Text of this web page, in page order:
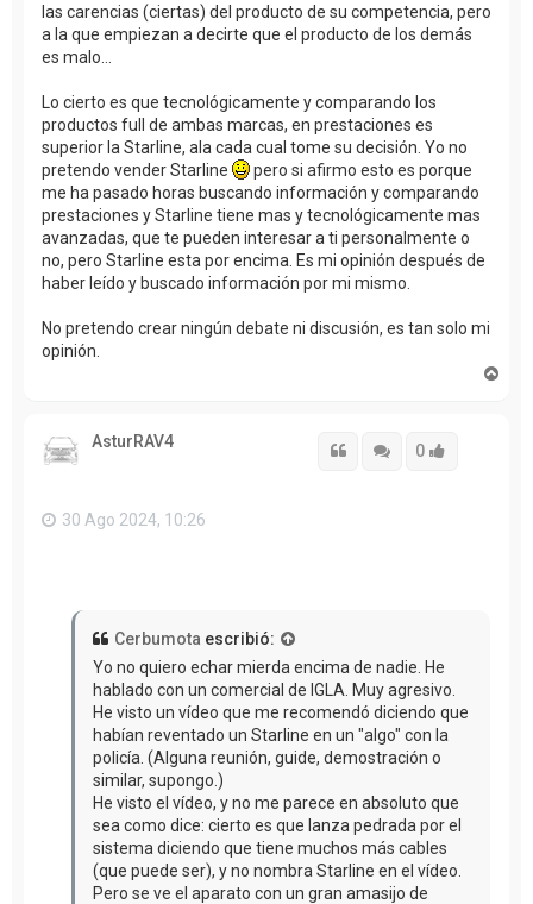
las carencias (ciertas) del producto de su competencia, pero
a la que empiezan a decirte que el producto de los demás
es malo...
Lo cierto es que tecnológicamente y comparando los
productos full de ambas marcas, en prestaciones es
superior la Starline, ala cada cual tome su decisión. Yo no
pretendo vender Starline
pero si afirmo esto es porque
me ha pasado horas buscando información y comparando
prestaciones y Starline tiene mas y tecnológicamente mas
avanzadas, que te pueden interesar a ti personalmente o
no, pero Starline esta por encima. Es mi opinión después de
haber leído y buscado información por mi mismo.
No pretendo crear ningún debate ni discusión, es tan solo mi
opinión.
AsturRAV4 Citar 0
Citar
30 Ago 2024, 10:26
Cerbumota escribió:
Yo no quiero echar mierda encima de nadie. He
hablado con un comercial de IGLA. Muy agresivo.
He visto un vídeo que me recomendó diciendo que
habían reventado un Starline en un "algo" con la
policía. (Alguna reunión, guide, demostración o
similar, supongo.)
He visto el vídeo, y no me parece en absoluto que
sea como dice: cierto es que lanza pedrada por el
sistema diciendo que tiene muchos más cables
(que puede ser), y no nombra Starline en el vídeo.
Pero se ve el aparato con un gran amasijo de